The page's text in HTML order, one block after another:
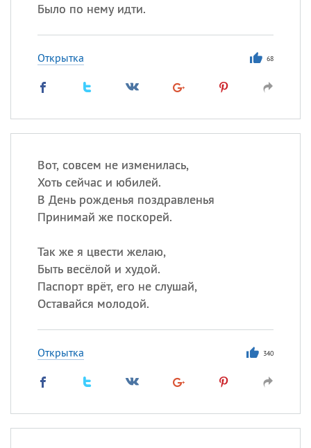
Было по нему идти.
Открытка 68
Вот, совсем не изменилась,
Хоть сейчас и юбилей.
В День рожденья поздравленья
Принимай же поскорей.
Так же я цвести желаю,
Быть весёлой и худой.
Паспорт врёт, его не слушай,
Оставайся молодой.
Открытка 340